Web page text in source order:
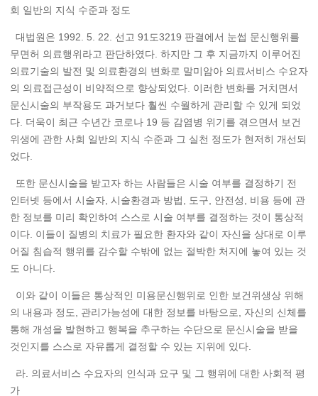
회 일반의 지식 수준과 정도
대법원은 1992. 5. 22. 선고 91도3219 판결에서 눈썹 문신행위를
무면허 의료행위라고 판단하였다. 하지만 그 후 지금까지 이루어진
의료기술의 발전 및 의료환경의 변화로 말미암아 의료서비스 수요자
의 의료접근성이 비약적으로 향상되었다. 이러한 변화를 거치면서
문신시술의 부작용도 과거보다 훨씬 수월하게 관리할 수 있게 되었
다. 더욱이 최근 수년간 코로나 19 등 감염병 위기를 겪으면서 보건
위생에 관한 사회 일반의 지식 수준과 그 실천 정도가 현저히 개선되
었다.
또한 문신시술을 받고자 하는 사람들은 시술 여부를 결정하기 전
인터넷 등에서 시술자, 시술환경과 방법, 도구, 안전성, 비용 등에 관
한 정보를 미리 확인하여 스스로 시술 여부를 결정하는 것이 통상적
이다. 이들이 질병의 치료가 필요한 환자와 같이 자신을 상대로 이루
어질 침습적 행위를 감수할 수밖에 없는 절박한 처지에 놓여 있는 것
도 아니다.
이와 같이 이들은 통상적인 미용문신행위로 인한 보건위생상 위해
의 내용과 정도, 관리가능성에 대한 정보를 바탕으로, 자신의 신체를
통해 개성을 발현하고 행복을 추구하는 수단으로 문신시술을 받을
것인지를 스스로 자유롭게 결정할 수 있는 지위에 있다.
라. 의료서비스 수요자의 인식과 요구 및 그 행위에 대한 사회적 평
가